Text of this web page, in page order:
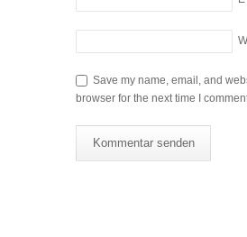
Save my name, email, and
browser for the next time I